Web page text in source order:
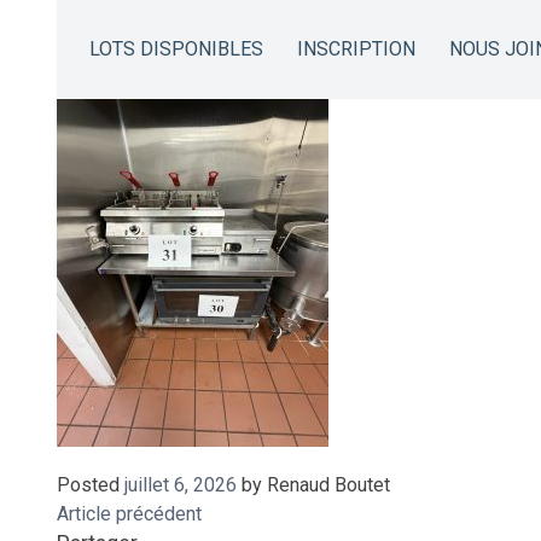
LOTS DISPONIBLES INSCRIPTION NOUS
Posted juillet 6, 2026 by Renaud Boutet
Article précédent